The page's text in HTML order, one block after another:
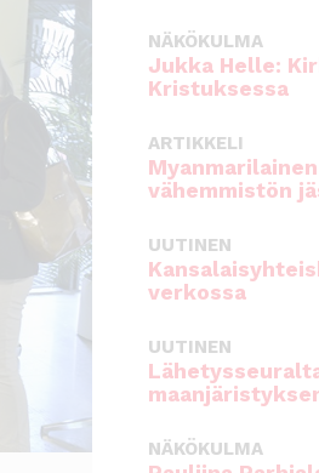
NÄKÖKULMA
Jukka Helle:
Kristuksessa
ARTIKKELI
vähemmistön
UUTINEN
verkossa
UUTINEN
NÄKÖKULMA